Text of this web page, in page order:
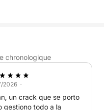
préférés pour le
et profiter
croisière de 4
une escapade
chronologique
2026 ·
un crack que se porto
gestiono todo a la